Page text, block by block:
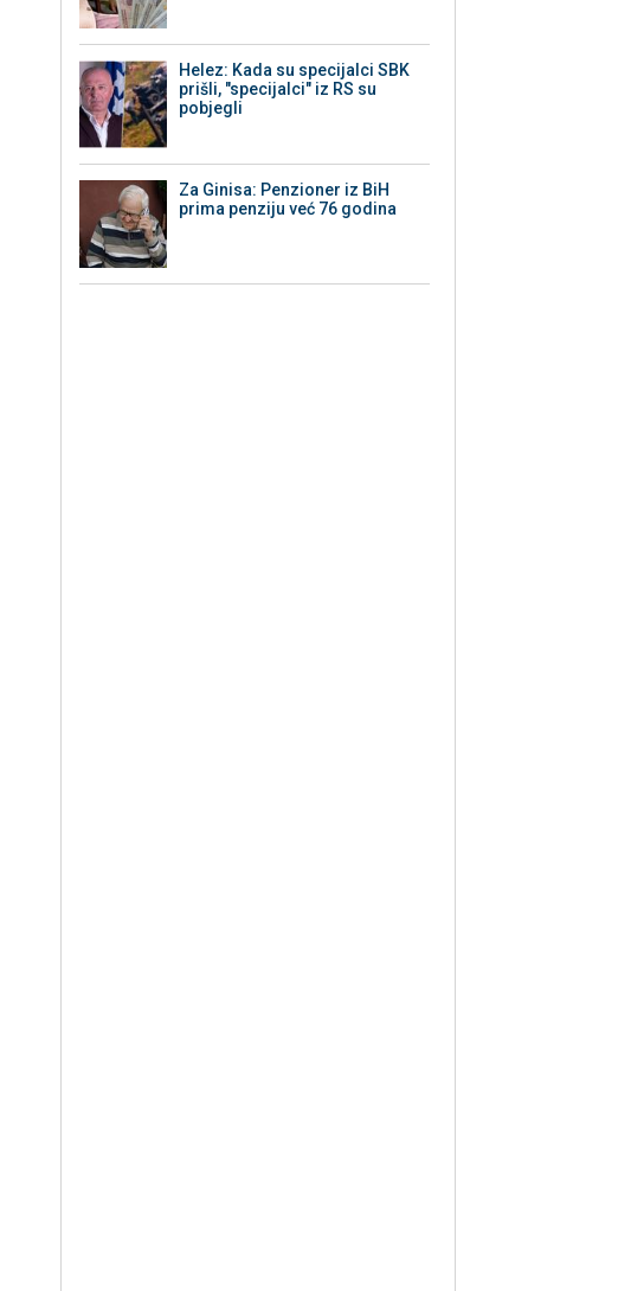
Helez: Kada su specijalci SBK
prišli, "specijalci" iz RS su
pobjegli
Za Ginisa: Penzioner iz BiH
prima penziju već 76 godina